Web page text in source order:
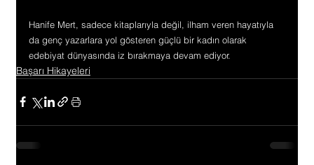
Hanife Mert, sadece kitaplarıyla değil, ilham veren hayatıyla
da genç yazarlara yol gösteren güçlü bir kadın olarak
edebiyat dünyasında iz bırakmaya devam ediyor.
Başarı Hikayeleri